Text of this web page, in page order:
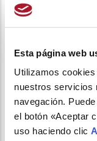
Esta página web
Utilizamos
nuestros servicios
navegación.
el botón «Aceptar
uso haciendo clic
/